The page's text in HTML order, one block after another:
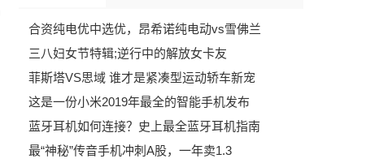
合资纯电优中选优，昂希诺纯电动vs雪佛兰
三八妇女节特辑;逆行中的解放女卡友
菲斯塔VS思域 谁才是紧凑型运动轿车新宠
这是一份小米2019年最全的智能手机发布
蓝牙耳机如何连接？史上最全蓝牙耳机指南
最“神秘”传音手机冲刺A股，一年卖1.3